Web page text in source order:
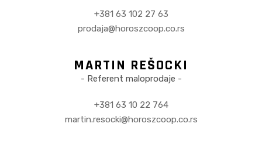
+381 63 102 27 63
prodaja@horoszcoop.co.rs
MARTIN REŠOCKI
- Referent maloprodaje -
+381 63 10 22 764
martin.resocki@horoszcoop.co.rs